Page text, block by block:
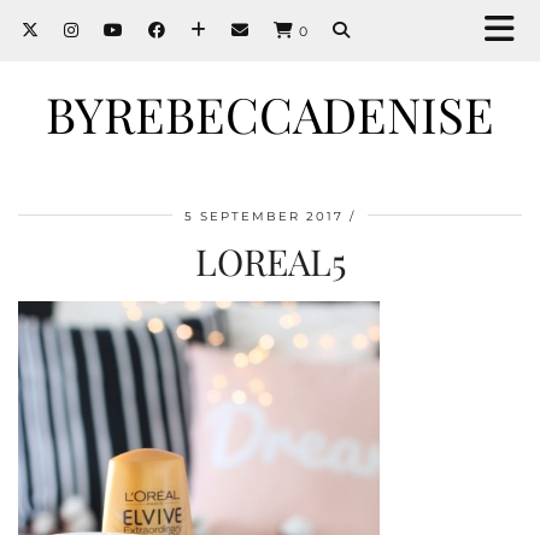
0
BYREBECCADENISE
5 SEPTEMBER 2017
LOREAL5